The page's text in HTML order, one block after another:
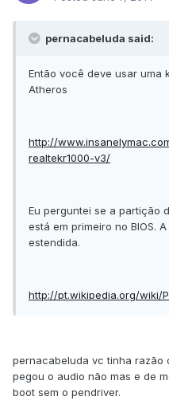
pernacabeluda said:
Então você deve usar uma
Atheros
http://
realtekr1000-v3/
Eu perguntei se a partição
está em primeiro no BIOS.
estendida.
http://pt.wikipedia.org/wiki/
pernacabeluda vc tinha razão
pegou o audio não mas e de
boot sem o pendriver.